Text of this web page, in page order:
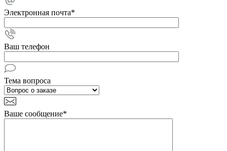
Электронная почта*
Ваш телефон
Тема вопроса
Ваше сообщение*